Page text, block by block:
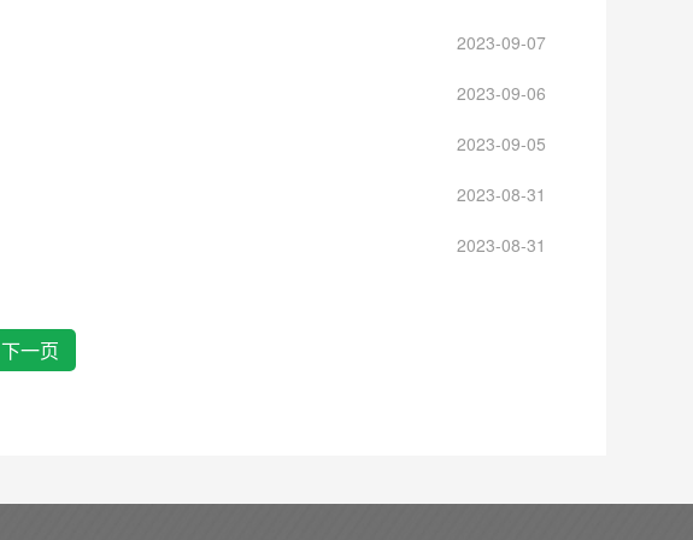
2023-09-07
2023-09-06
2023-09-05
2023-08-31
2023-08-31
下一页